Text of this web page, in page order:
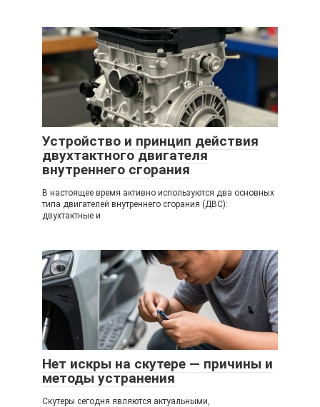
Устройство и принцип действия
двухтактного двигателя
внутреннего сгорания
В настоящее время активно используются два основных
типа двигателей внутреннего сгорания (ДВС):
двухтактные и
Нет искры на скутере — причины и
методы устранения
Скутеры сегодня являются актуальными,